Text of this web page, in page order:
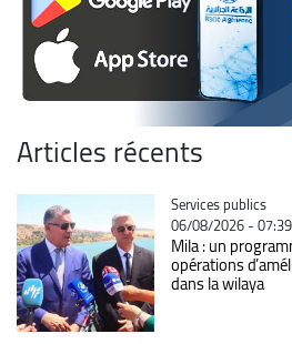
Articles récents
Catégorie
Services publics
06/08/2026 - 07:39
Mila : un
opérations
dans la wilaya